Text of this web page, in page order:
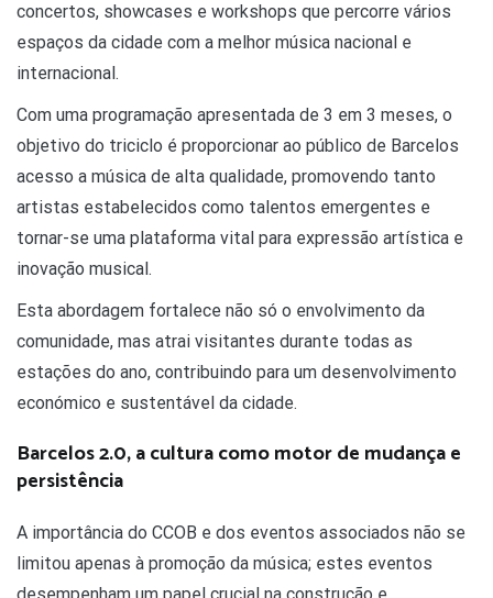
concertos, showcases e workshops que percorre vários
espaços da cidade com a melhor música nacional e
internacional.
Com uma programação apresentada de 3 em 3 meses, o
objetivo do triciclo é proporcionar ao público de Barcelos
acesso a música de alta qualidade, promovendo tanto
artistas estabelecidos como talentos emergentes e
tornar-se uma plataforma vital para expressão artística e
inovação musical.
Esta abordagem fortalece não só o envolvimento da
comunidade, mas atrai visitantes durante todas as
estações do ano, contribuindo para um desenvolvimento
económico e sustentável da cidade.
Barcelos 2.0, a cultura como motor de mudança e
persistência
A importância do CCOB e dos eventos associados não se
limitou apenas à promoção da música; estes eventos